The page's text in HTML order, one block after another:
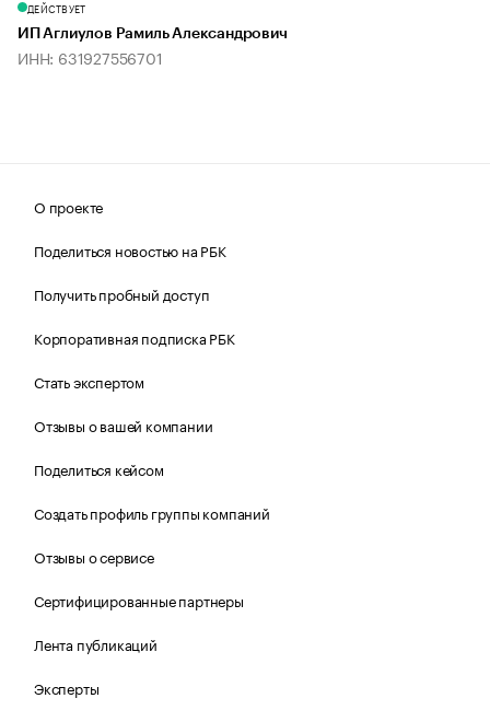
ДЕЙСТВУЕТ
ИП Аглиулов Рамиль Александрович
ИНН: 631927556701
О проекте
Поделиться новостью на РБК
Получить пробный доступ
Корпоративная подписка РБК
Стать экспертом
Отзывы о вашей компании
Поделиться кейсом
Создать профиль группы компаний
Отзывы о сервисе
Сертифицированные партнеры
Лента публикаций
Эксперты